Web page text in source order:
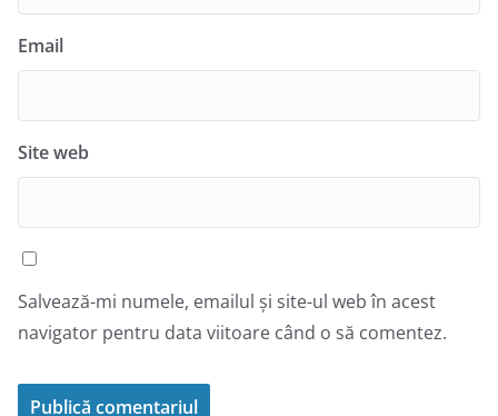
Email
Site web
Salvează-mi numele, emailul și site-ul web în acest
navigator pentru data viitoare când o să comentez.